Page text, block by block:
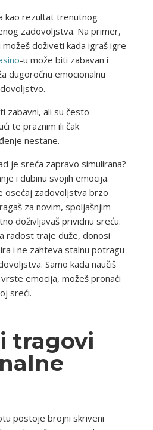
kao rezultat trenutnog
zadovoljstva. Na primer,
doživeti kada igraš igre
-u može biti zabavan i
dugoročnu emocionalnu
zabavni, ali su često
te praznim ili čak
nestane.
je sreća zapravo simulirana?
i dubinu svojih emocija.
osećaj zadovoljstva brzo
za novim, spoljašnjim
doživljavaš prividnu sreću.
radost traje duže, donosi
i ne zahteva stalnu potragu
Samo kada naučiš
emocija, možeš pronaći
sreći.
tragovi
postoje brojni skriveni